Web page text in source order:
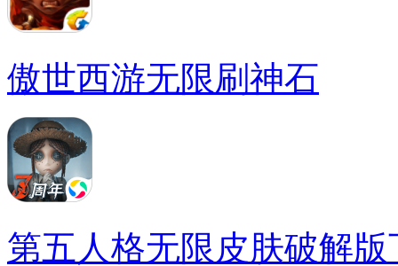
傲世西游无限刷神石
第五人格无限皮肤破解版